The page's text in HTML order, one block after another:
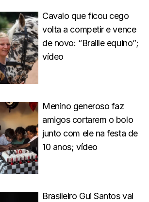
Cavalo que ficou cego
volta a competir e vence
de novo: “Braille equino”;
vídeo
Menino generoso faz
amigos cortarem o bolo
junto com ele na festa de
10 anos; vídeo
Brasileiro Gui Santos vai